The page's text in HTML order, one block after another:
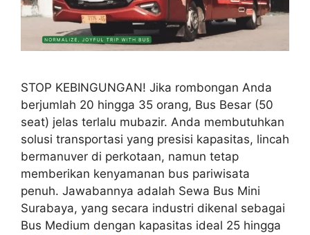
STOP KEBINGUNGAN! Jika rombongan Anda
berjumlah 20 hingga 35 orang, Bus Besar (50
seat) jelas terlalu mubazir. Anda membutuhkan
solusi transportasi yang presisi kapasitas, lincah
bermanuver di perkotaan, namun tetap
memberikan kenyamanan bus pariwisata
penuh. Jawabannya adalah Sewa Bus Mini
Surabaya, yang secara industri dikenal sebagai
Bus Medium dengan kapasitas ideal 25 hingga